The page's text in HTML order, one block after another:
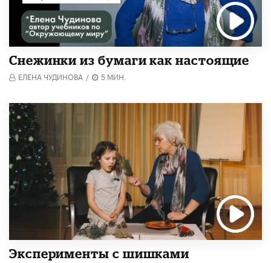
Снежинки из бумаги как настоящие
ЕЛЕНА ЧУДИНОВА / 5 МИН.
Эксперименты с шишками